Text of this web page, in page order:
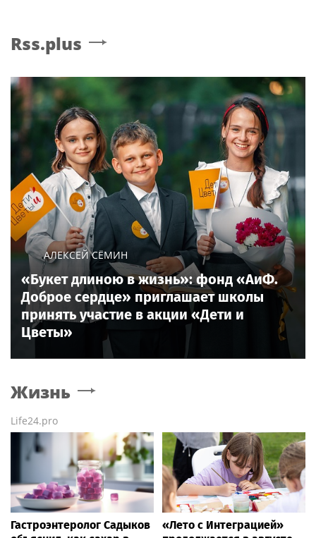
Rss.plus
АЛЕКСЕЙ СЁМИН
«Букет длиною в жизнь»: фонд «АиФ.
Доброе сердце» приглашает школы
принять участие в акции «Дети и
Цветы»
Жизнь
Life24.pro
Гастроэнтеролог Садыков
«Лето с Интеграцией»